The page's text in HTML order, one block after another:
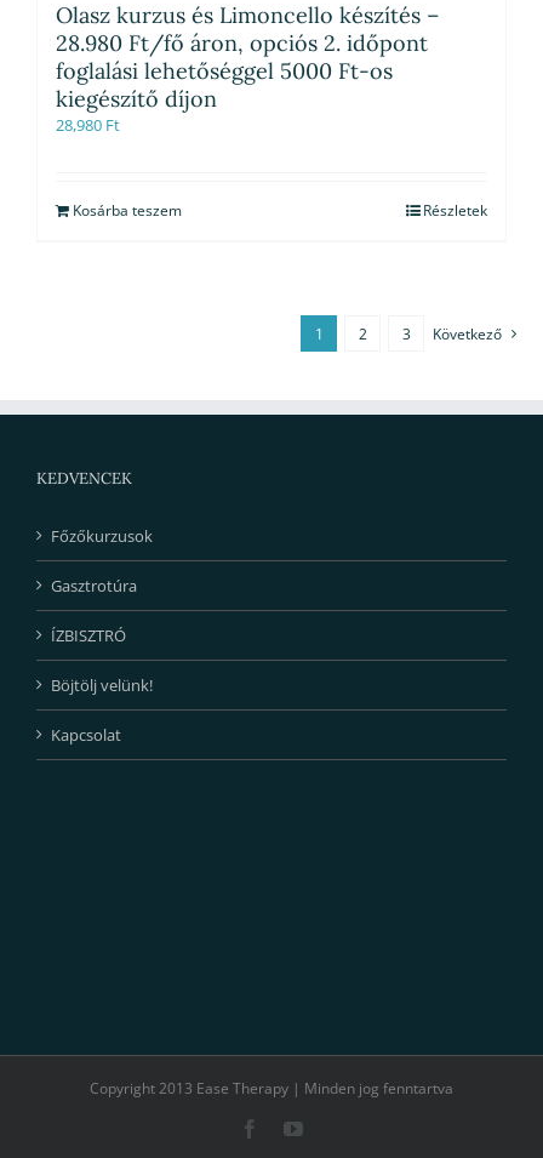
Olasz kurzus és Limoncello készítés –
28.980 Ft/fő áron, opciós 2. időpont
foglalási lehetőséggel 5000 Ft-os
kiegészítő díjon
28,980 Ft
Kosárba teszem Részletek
1 2 3 Következő
KEDVENCEK
Főzőkurzusok
Gasztrotúra
ÍZBISZTRÓ
Böjtölj velünk!
Kapcsolat
Copyright 2013 Ease Therapy | Minden jog fenntartva
FacebookYouTube